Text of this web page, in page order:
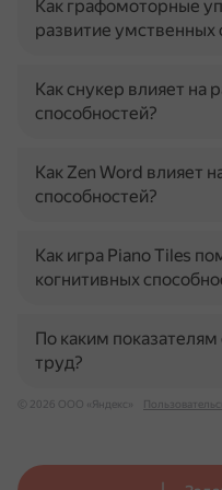
Как графомоторные
развитие умственных
Как снукер влияет на
способностей?
Как Zen Word влияет
способностей?
Как игра Piano Tiles
когнитивных
По каким
труд?
© 2026 ООО «Яндекс»